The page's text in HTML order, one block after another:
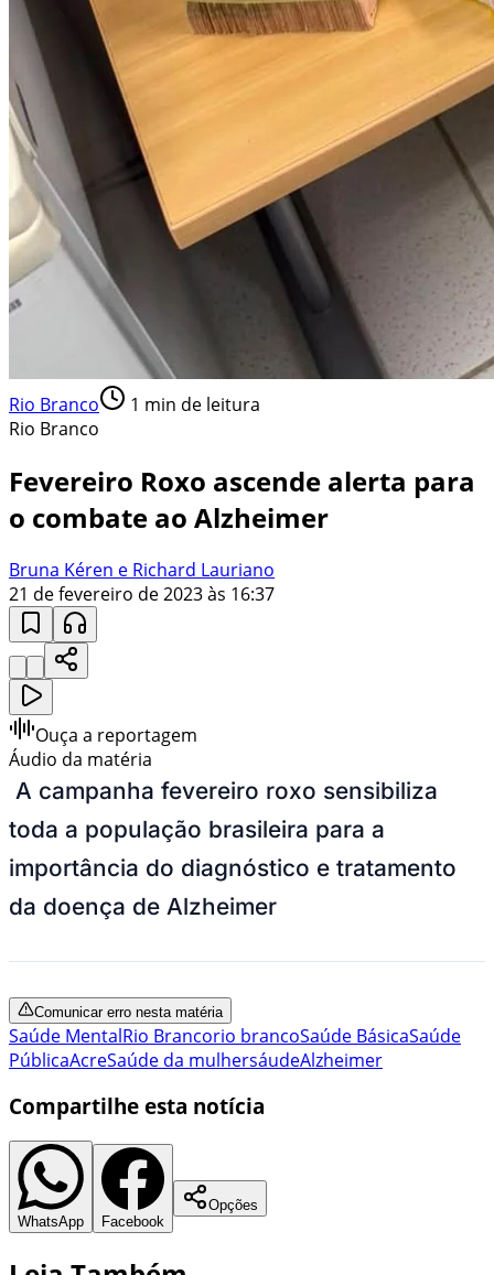
Rio Branco 1 min de leitura
Rio Branco
Fevereiro Roxo ascende alerta para
o combate ao Alzheimer
Bruna Kéren e Richard Lauriano
21 de fevereiro de 2023 às 16:37
Ouça a reportagem
Áudio da matéria
A campanha fevereiro roxo sensibiliza
toda a população brasileira para a
importância do diagnóstico e tratamento
da doença de Alzheimer
Comunicar erro nesta matéria
Saúde MentalRio Brancorio brancoSaúde BásicaSaúde
PúblicaAcreSaúde da mulhersáudeAlzheimer
Compartilhe esta notícia
WhatsApp Facebook
Opções